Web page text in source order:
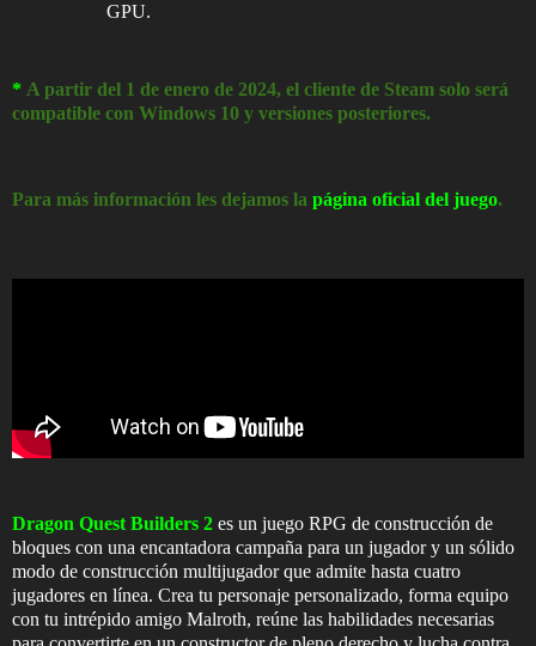
GPU.
* A partir del 1 de enero de 2024, el cliente de Steam solo será
compatible con Windows 10 y versiones posteriores.
Para más información les dejamos la página oficial del juego.
Dragon Quest Builders 2 es un juego RPG de construcción de
bloques con una encantadora campaña para un jugador y un sólido
modo de construcción multijugador que admite hasta cuatro
jugadores en línea. Crea tu personaje personalizado, forma equipo
con tu intrépido amigo Malroth, reúne las habilidades necesarias